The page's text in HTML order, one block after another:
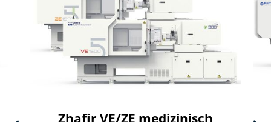
Zhafir VE/ZE medizinisch